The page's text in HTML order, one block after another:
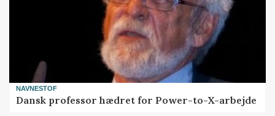
NAVNESTOF
Dansk professor hædret for Power-to-X-arbejde